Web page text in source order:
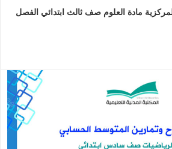
مادة العلوم صف ثالث ابتدائي الفصل